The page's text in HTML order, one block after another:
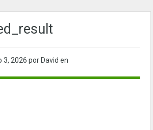
3, 2026 por David en